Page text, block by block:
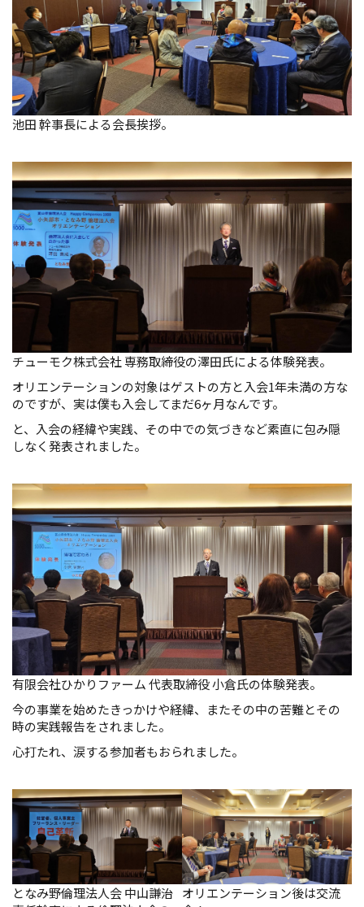
池田 幹事長による会長挨拶。
チューモク株式会社 専務取締役の澤田氏による体験発表。
オリエンテーションの対象はゲストの方と入会1年未満の方な
のですが、実は僕も入会してまだ6ヶ月なんです。
と、入会の経緯や実践、その中での気づきなど素直に包み隠
しなく発表されました。
有限会社ひかりファーム 代表取締役 小倉氏の体験発表。
今の事業を始めたきっかけや経緯、またその中の苦難とその
時の実践報告をされました。
心打たれ、涙する参加者もおられました。
となみ野倫理法人会 中山謙治 オリエンテーション後は交流